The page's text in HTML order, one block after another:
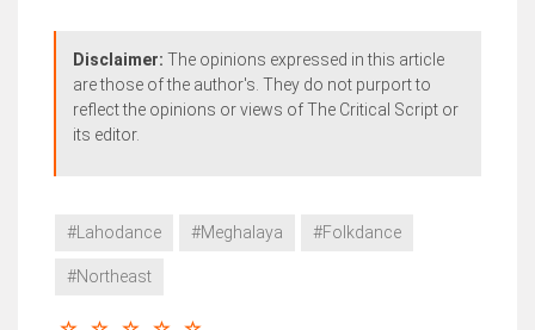
Disclaimer: The opinions expressed in this article
are those of the author's. They do not purport to
reflect the opinions or views of The Critical Script or
its editor.
#Lahodance #Meghalaya #Folkdance
#Northeast